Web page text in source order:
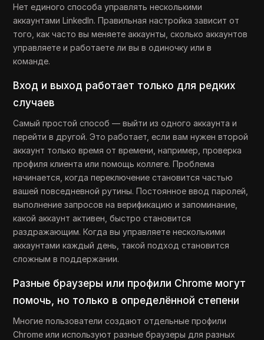
Нет единого способа управлять несколькими
аккаунтами LinkedIn. Правильная настройка зависит от
того, как часто вы меняете аккаунты, сколько аккаунтов
управляете и работаете ли вы в одиночку или в
команде.
Вход и выход работает только для редких
случаев
Самый простой способ — выйти из одного аккаунта и
перейти в другой. Это работает, если вам нужен второй
аккаунт только время от времени, например, проверка
профиля клиента или помощь коллеге. Проблема
начинается, когда переключение становится частью
вашей повседневной рутины. Постоянное ввод паролей,
выполнение запросов на верификацию и запоминание,
какой аккаунт активен, быстро становится
раздражающим. Когда вы управляете несколькими
аккаунтами каждый день, такой подход становится
сложным в поддержании.
Разные браузеры или профили Chrome могут
помочь, но только в определённой степени
Многие пользователи создают отдельные профили
Chrome или используют разные браузеры для разных